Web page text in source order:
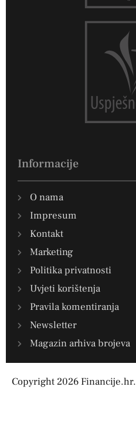
Informacije
O nama
Impresum
Kontakt
Marketing
Politika privatnosti
Uvjeti korištenja
Pravila komentiranja
Newsletter
Magazin arhiva brojeva
Copyright 2026